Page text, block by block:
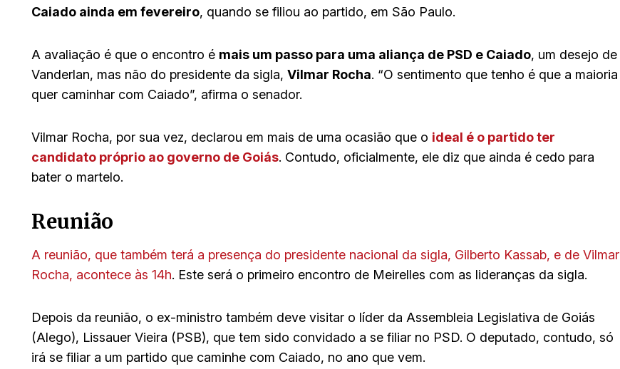
Caiado ainda em fevereiro, quando se filiou ao partido, em São Paulo.
A avaliação é que o encontro é mais um passo para uma aliança de PSD e Caiado, um desejo de
Vanderlan, mas não do presidente da sigla, Vilmar Rocha. “O sentimento que tenho é que a maioria
quer caminhar com Caiado”, afirma o senador.
Vilmar Rocha, por sua vez, declarou em mais de uma ocasião que o ideal é o partido ter
candidato próprio ao governo de Goiás. Contudo, oficialmente, ele diz que ainda é cedo para
bater o martelo.
Reunião
A reunião, que também terá a presença do presidente nacional da sigla, Gilberto Kassab, e de Vilmar
Rocha, acontece às 14h. Este será o primeiro encontro de Meirelles com as lideranças da sigla.
Depois da reunião, o ex-ministro também deve visitar o líder da Assembleia Legislativa de Goiás
(Alego), Lissauer Vieira (PSB), que tem sido convidado a se filiar no PSD. O deputado, contudo, só
irá se filiar a um partido que caminhe com Caiado, no ano que vem.